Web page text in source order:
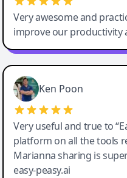
Very awesome and
improve our productivity
Ken Poon
Very useful and true to
platform on all the tools
Marianna sharing is
easy-peasy.ai